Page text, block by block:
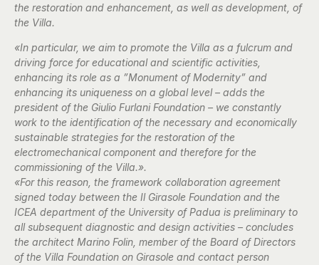
the restoration and enhancement, as well as development, of
the Villa.
«In particular, we aim to promote the Villa as a fulcrum and
driving force for educational and scientific activities,
enhancing its role as a ”Monument of Modernity” and
enhancing its uniqueness on a global level – adds the
president of the Giulio Furlani Foundation – we constantly
work to the identification of the necessary and economically
sustainable strategies for the restoration of the
electromechanical component and therefore for the
commissioning of the Villa.».
«For this reason, the framework collaboration agreement
signed today between the Il Girasole Foundation and the
ICEA department of the University of Padua is preliminary to
all subsequent diagnostic and design activities – concludes
the architect Marino Folin, member of the Board of Directors
of the Villa Foundation on Girasole and contact person